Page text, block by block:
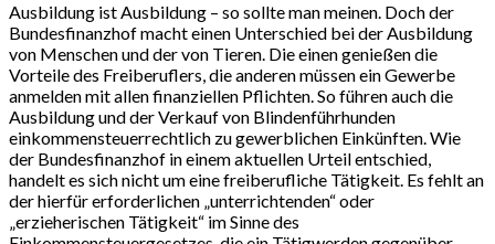
Ausbildung ist Ausbildung – so sollte man meinen. Doch der
Bundesfinanzhof macht einen Unterschied bei der Ausbildung
von Menschen und der von Tieren. Die einen genießen die
Vorteile des Freiberuflers, die anderen müssen ein Gewerbe
anmelden mit allen finanziellen Pflichten. So führen auch die
Ausbildung und der Verkauf von Blindenführhunden
einkommensteuerrechtlich zu gewerblichen Einkünften. Wie
der Bundesfinanzhof in einem aktuellen Urteil entschied,
handelt es sich nicht um eine freiberufliche Tätigkeit. Es fehlt an
der hierfür erforderlichen „unterrichtenden“ oder
„erzieherischen Tätigkeit“ im Sinne des